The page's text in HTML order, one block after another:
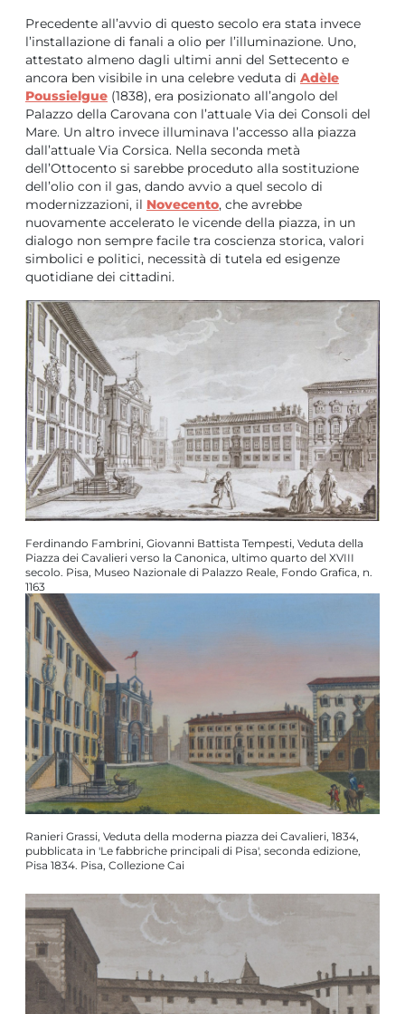
Precedente all’avvio di questo secolo era stata invece
l’installazione di fanali a olio per l’illuminazione. Uno,
attestato almeno dagli ultimi anni del Settecento e
ancora ben visibile in una celebre veduta di Adèle
Poussielgue (1838), era posizionato all’angolo del
Palazzo della Carovana con l’attuale Via dei Consoli del
Mare. Un altro invece illuminava l’accesso alla piazza
dall’attuale Via Corsica. Nella seconda metà
dell’Ottocento si sarebbe proceduto alla sostituzione
dell’olio con il gas, dando avvio a quel secolo di
modernizzazioni, il Novecento, che avrebbe
nuovamente accelerato le vicende della piazza, in un
dialogo non sempre facile tra coscienza storica, valori
simbolici e politici, necessità di tutela ed esigenze
quotidiane dei cittadini.
Ferdinando Fambrini, Giovanni Battista Tempesti, Veduta della
Piazza dei Cavalieri verso la Canonica, ultimo quarto del XVIII
secolo. Pisa, Museo Nazionale di Palazzo Reale, Fondo Grafica, n.
1163
Ranieri Grassi, Veduta della moderna piazza dei Cavalieri, 1834,
pubblicata in 'Le fabbriche principali di Pisa', seconda edizione,
Pisa 1834. Pisa, Collezione Cai